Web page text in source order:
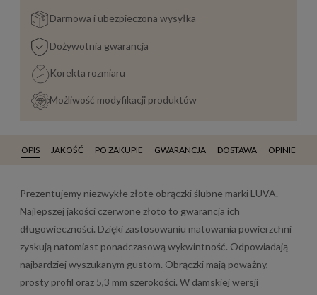
Darmowa i ubezpieczona wysyłka
Dożywotnia gwarancja
Korekta rozmiaru
Możliwość modyfikacji produktów
OPIS JAKOŚĆ PO ZAKUPIE GWARANCJA DOSTAWA OPINIE
Prezentujemy niezwykłe złote obrączki ślubne marki LUVA.
Najlepszej jakości czerwone złoto to gwarancja ich
długowieczności. Dzięki zastosowaniu matowania powierzchni
zyskują natomiast ponadczasową wykwintność. Odpowiadają
najbardziej wyszukanym gustom. Obrączki mają poważny,
prosty profil oraz 5,3 mm szerokości. W damskiej wersji